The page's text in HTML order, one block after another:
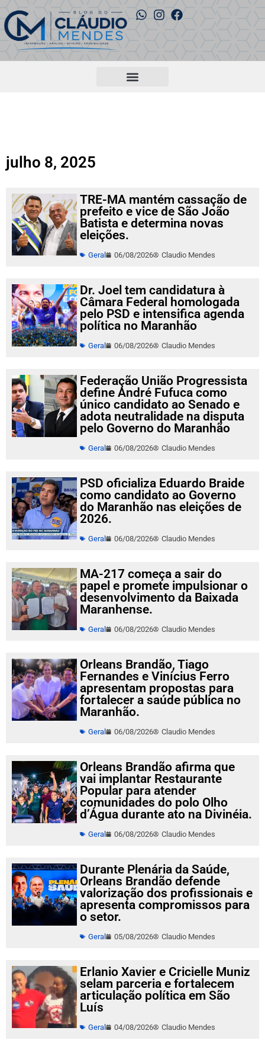
julho 8, 2025
TRE-MA mantém cassação de
prefeito e vice de São João
Batista e determina novas
eleições.
Geral 06/08/2026 Claudio Mendes
Dr. Joel tem candidatura à
Câmara Federal homologada
pelo PSD e intensifica agenda
política no Maranhão
Geral 06/08/2026 Claudio Mendes
Federação União Progressista
define André Fufuca como
único candidato ao Senado e
adota neutralidade na disputa
pelo Governo do Maranhão
Geral 06/08/2026 Claudio Mendes
PSD oficializa Eduardo Braide
como candidato ao Governo
do Maranhão nas eleições de
2026.
Geral 06/08/2026 Claudio Mendes
MA-217 começa a sair do
papel e promete impulsionar o
desenvolvimento da Baixada
Maranhense.
Geral 06/08/2026 Claudio Mendes
Orleans Brandão, Tiago
Fernandes e Vinícius Ferro
apresentam propostas para
fortalecer a saúde pública no
Maranhão.
Geral 06/08/2026 Claudio Mendes
Orleans Brandão afirma que
vai implantar Restaurante
Popular para atender
comunidades do polo Olho
d’Água durante ato na Divinéia.
Geral 06/08/2026 Claudio Mendes
Durante Plenária da Saúde,
Orleans Brandão defende
valorização dos profissionais e
apresenta compromissos para
o setor.
Geral 05/08/2026 Claudio Mendes
Erlanio Xavier e Cricielle Muniz
selam parceria e fortalecem
articulação política em São
Luís
Geral 04/08/2026 Claudio Mendes